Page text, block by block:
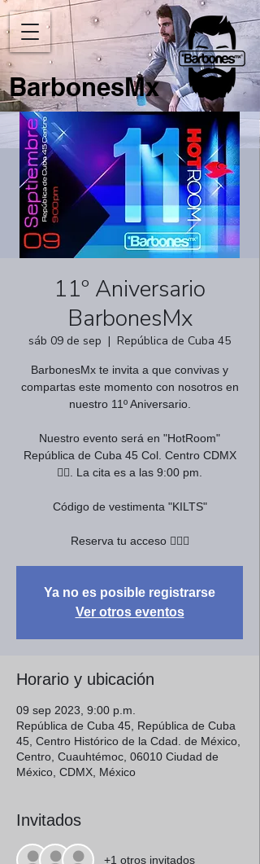
BarbonesMx
11º Aniversario
BarbonesMx
sáb 09 de sep
  |
República de Cuba 45
BarbonesMx te invita a que convivas y
compartas este momento con nosotros en
nuestro 11º Aniversario.
Nuestro evento será en "HotRoom"
República de Cuba 45 Col. Centro CDMX
🏳️‍🌈. La cita es a las 9:00 pm.
Código de vestimenta "KILTS"
Reserva tu acceso 🏳️‍🌈🥳
Ya no es posible registrarse
Ver otros eventos
Horario y ubicación
09 sep 2023, 9:00 p.m.
República de Cuba 45, República de Cuba
45, Centro Histórico de la Cdad. de México,
Centro, Cuauhtémoc, 06010 Ciudad de
México, CDMX, México
Invitados
+1 otros invitados